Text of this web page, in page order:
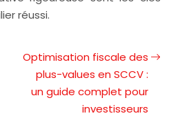
réussi.
Optimisation fiscale des
plus-values en SCCV :
un guide complet pour
investisseurs